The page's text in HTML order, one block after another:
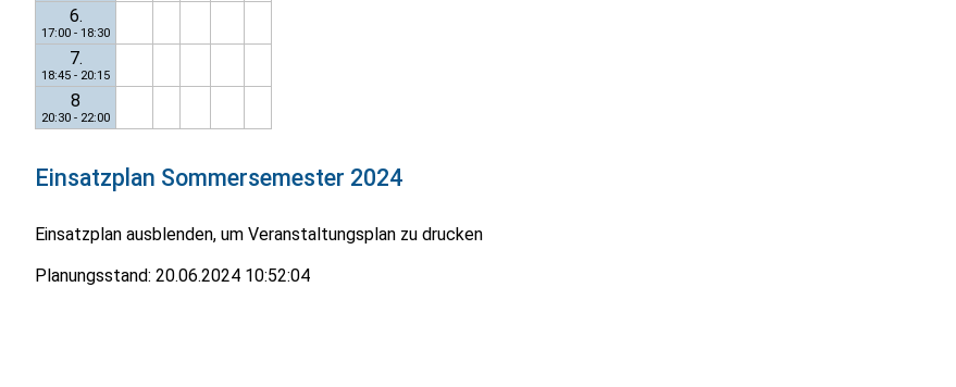
6.
17:00 - 18:30
7.
18:45 - 20:15
8
20:30 - 22:00
Einsatzplan Sommersemester 2024
Einsatzplan ausblenden, um Veranstaltungsplan zu drucken
Planungsstand: 20.06.2024 10:52:04